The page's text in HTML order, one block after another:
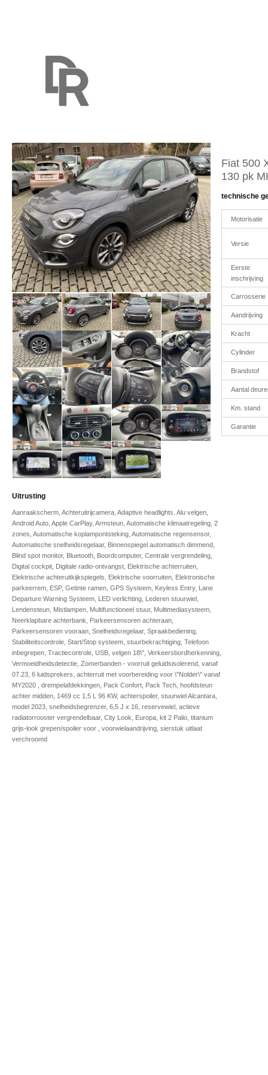
Uitrusting
Aanraakscherm, Achteruitrijcamera, Adaptive headlights, Alu velgen,
Android Auto, Apple CarPlay, Armsteun, Automatische klimaatregeling, 2
zones, Automatische koplampontsteking, Automatische regensensor,
Automatische snelheidsregelaar, Binnenspiegel automatisch dimmend,
Blind spot monitor, Bluetooth, Boordcomputer, Centrale vergrendeling,
Digital cockpit, Digitale radio-ontvangst, Elektrische achterruiten,
Elektrische achteruitkijkspiegels, Elektrische voorruiten, Elektronische
parkeerrem, ESP, Getinte ramen, GPS Systeem, Keyless Entry, Lane
Departure Warning Systeem, LED verlichting, Lederen stuurwiel,
Lendensteun, Mistlampen, Multifunctioneel stuur, Multimediasysteem,
Neerklapbare achterbank, Parkeersensoren achteraan,
Parkeersensoren vooraan, Snelheidsregelaar, Spraakbediening,
Stabiliteitscontrole, Start/Stop systeem, stuurbekrachtiging, Telefoon
inbegrepen, Tractiecontrole, USB, velgen 18\", Verkeersbordherkenning,
Vermoeidheidsdetectie, Zomerbanden - voorruit geluidsisolerend, vanaf
07.23, 6 luidsprekers, achterruit met voorbereiding voor \"Nolder\" vanaf
MY2020 , drempelafdekkingen, Pack Confort, Pack Tech, hoofdsteun
achter midden, 1469 cc 1,5 L 96 KW, achterspoiler, stuurwiel Alcantara,
model 2023, snelheidsbegrenzer, 6,5 J x 16, reservewiel, actieve
radiatorrooster vergrendelbaar, City Look, Europa, kit 2 Palio, titanium
grijs-look grepen/spoiler voor , voorwielaandrijving, sierstuk uitlaat
verchroomd
Fiat 500
130 pk
technische
Motorisatie
Versie
Eerste
inschrijving
Carrosserie
Aandrijving
Kracht
Cylinder
Brandstof
Aantal
Km. stand
Garantie